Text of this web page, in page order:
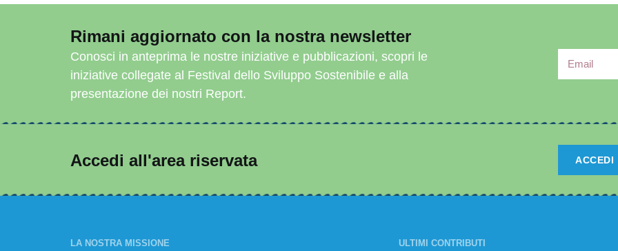
Rimani aggiornato con la nostra newsletter
Conosci in anteprima le nostre iniziative e pubblicazioni, scopri le
iniziative collegate al Festival dello Sviluppo Sostenibile e alla
presentazione dei nostri Report.
Accedi all'area riservata ACCEDI
LA NOSTRA MISSIONE ULTIMI CONTRIBUTI